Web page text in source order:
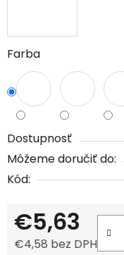
Farba
Dostupnosť
Môžeme doručiť do:
Kód:
€5,63
€4,58 bez DPH